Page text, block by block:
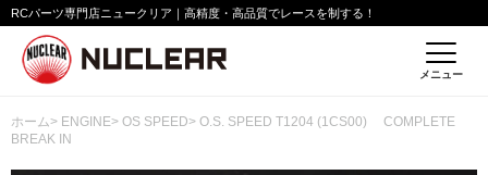
RCパーツ専門店ニュークリア｜高精度・高品質でレースを制する！
メニュー
ホーム> ENGINE> OS SPEED> O.S. SPEED T1204 (1CS00) COMPLETE
BREAK IN